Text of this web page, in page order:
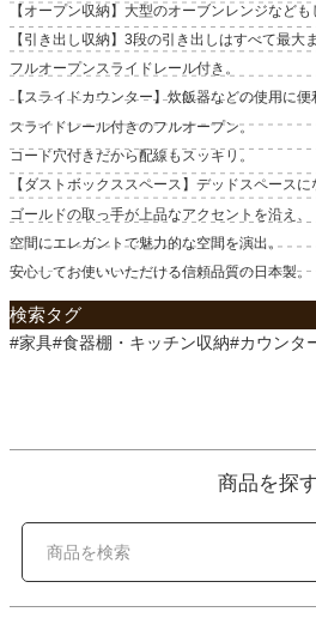
【オープン収納】大型のオーブンレンジなど
【引き出し収納】3段の引き出しはすべて最大
フルオープンスライドレール付き。
【スライドカウンター】炊飯器などの使用に
スライドレール付きのフルオープン。
コード穴付きだから配線もスッキリ。
【ダストボックススペース】デッドスペース
ゴールドの取っ手が上品なアクセントを沿え、
空間にエレガントで魅力的な空間を演出。
安心してお使いいただける信頼品質の日本製。
検索タグ
#家具#食器棚・キッチン収納#カウンタ
商品を探